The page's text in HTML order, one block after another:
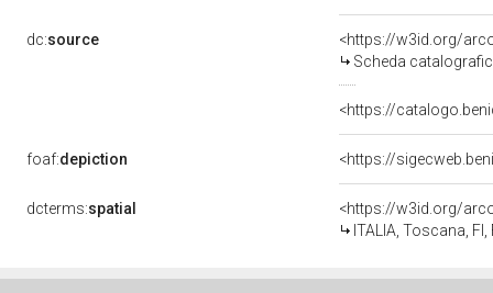
dc:source
<https://w3id.org/
Scheda
<https://
foaf:depiction <https://
dcterms:spatial
<https://w3id.org/
ITALIA, Toscana, FI,